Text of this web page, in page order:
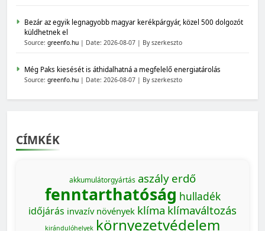
Bezár az egyik legnagyobb magyar kerékpárgyár, közel 500 dolgozót
küldhetnek el
Source: greenfo.hu Date: 2026-08-07 By szerkeszto
Még Paks kiesését is áthidalhatná a megfelelő energiatárolás
Source: greenfo.hu Date: 2026-08-07 By szerkeszto
CÍMKÉK
akkumulátorgyártás aszály erdő
fenntarthatóság hulladék
időjárás invazív növények klíma klímaváltozás
kirándulóhelyek környezetvédelem